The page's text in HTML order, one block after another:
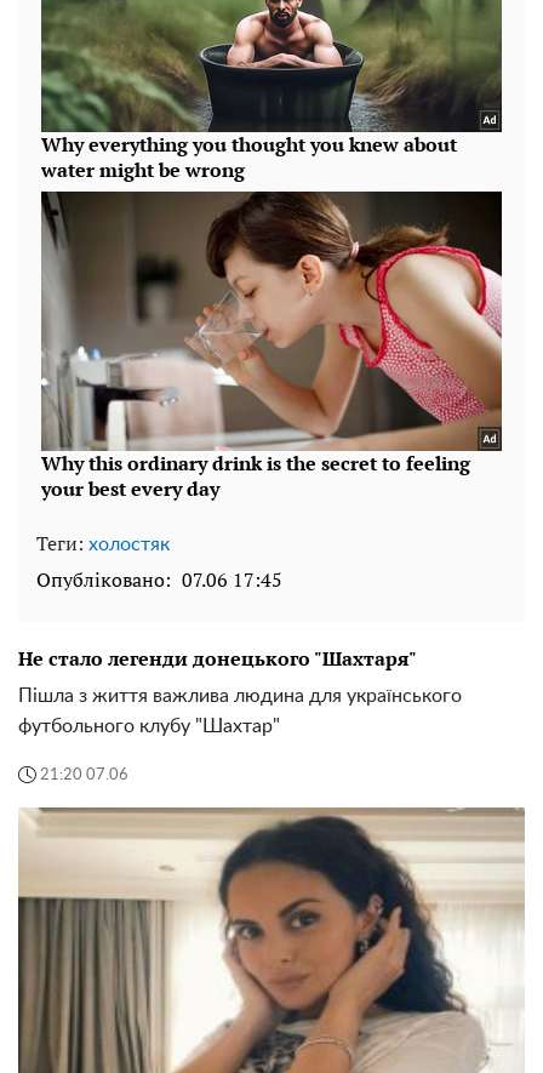
Теги: холостяк
Опубліковано: 07.06 17:45
Не стало легенди донецького "Шахтаря"
Пішла з життя важлива людина для українського
футбольного клубу "Шахтар"
21:20 07.06